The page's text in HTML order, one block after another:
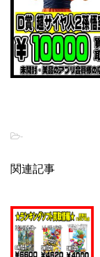
-
関連記事